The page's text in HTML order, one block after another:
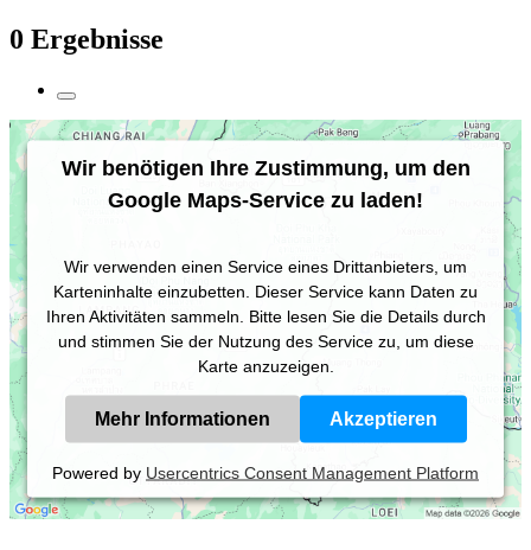
0 Ergebnisse
Wir benötigen Ihre Zustimmung, um den
Google Maps-Service zu laden!
Wir verwenden einen Service eines Drittanbieters, um
Karteninhalte einzubetten. Dieser Service kann Daten zu
Ihren Aktivitäten sammeln. Bitte lesen Sie die Details durch
und stimmen Sie der Nutzung des Service zu, um diese
Karte anzuzeigen.
Mehr Informationen Akzeptieren
Powered by Usercentrics Consent Management Platform